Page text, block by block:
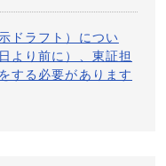
せて記載してくださ
ドラフト）につい
より前に）、東証担
する必要があります